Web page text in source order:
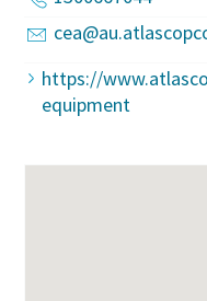
https://
equipment